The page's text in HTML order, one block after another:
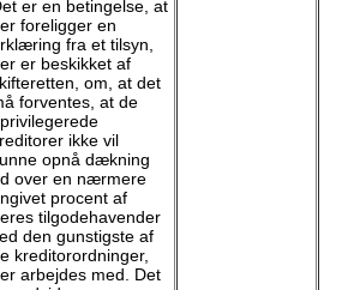
er en betingelse, at
foreligger en
fra et tilsyn,
er beskikket af
om, at det
forventes, at de
ikke vil
opnå dækning
over en nærmere
procent af
tilgodehavender
den gunstigste af
kreditorordninger,
arbejdes med. Det